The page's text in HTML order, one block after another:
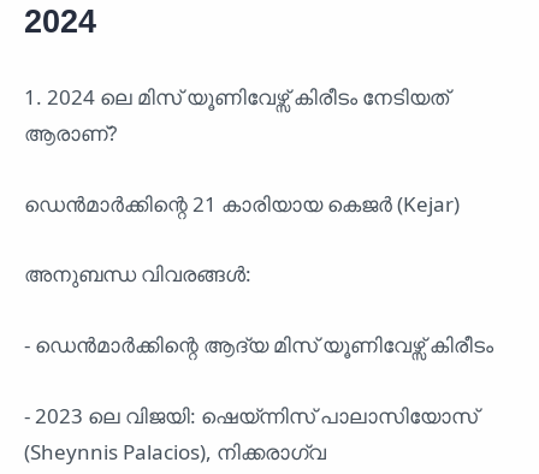
2024
1. 2024 ലെ മിസ് യൂണിവേഴ്സ് കിരീടം നേടിയത്
ആരാണ്?
ഡെൻമാർക്കിന്റെ 21 കാരിയായ കെജർ (Kejar)
അനുബന്ധ വിവരങ്ങൾ:
- ഡെൻമാർക്കിന്റെ ആദ്യ മിസ് യൂണിവേഴ്സ് കിരീടം
- 2023 ലെ വിജയി: ഷെയ്‌ന്നിസ് പാലാസിയോസ്
(Sheynnis Palacios), നിക്കരാഗ്വ